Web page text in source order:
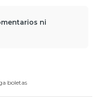
ni
boletas